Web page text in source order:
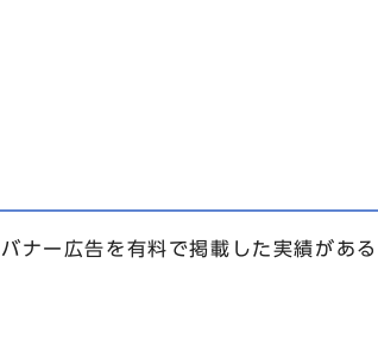
ナー広告を有料で掲載した実績があ